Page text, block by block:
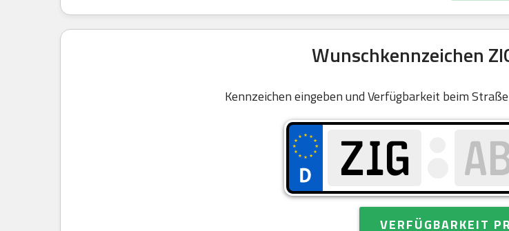
Wunschkennzeichen
Kennzeichen eingeben und Verfügbarkeit beim
VERFÜGBARKEIT